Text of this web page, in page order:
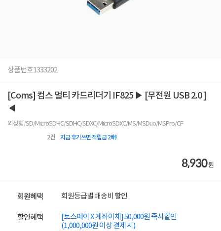
상품번호1333202
[Coms] 컴스 멀티 카드리더기 IF825 ▶ [무전원 USB 2.0 ]
◀
외장형/SD/MicroSDHC/SDHC/SDXC/MicroSDXC/MS/MSDuo/MSPro/CF
2건 지금 후기쓰면 적립금 2배!
8,930원
회원혜택 회원등급별 배송비 할인
할인혜택
[토스페이 X 계좌이체] 50,000원 즉시할인
(1,000,000원 이상 결제 시)